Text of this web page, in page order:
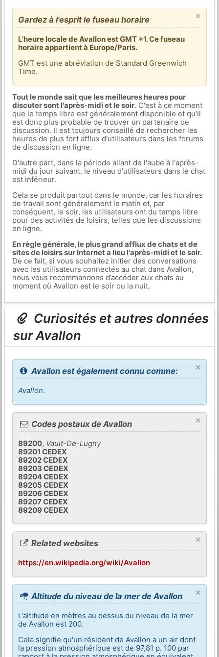
×
Gardez à l'esprit le fuseau horaire
L'heure locale de Avallon est GMT +1. Ce fuseau
horaire appartient à Europe/Paris.
GMT est une abréviation de Standard Greenwich
Time.
Tout le monde sait que les meilleures heures pour
discuter sont l'après-midi et le soir. C'est à ce moment
que le temps libre est généralement disponible et qu'il
est donc plus probable de trouver un partenaire de
discussion. Il est toujours conseillé de rechercher les
heures de plus fort afflux d'utilisateurs dans les forums
de discussion en ligne.
D'autre part, dans la période allant de l'aube à l'après-
midi du jour suivant, le niveau d'utilisateurs dans le chat
est inférieur.
Cela se produit partout dans le monde, car les horaires
de travail sont généralement le matin et, par
conséquent, le soir, les utilisateurs ont du temps libre
pour des activités de loisirs, telles que les discussions
en ligne.
En règle générale, le plus grand afflux de chats et de
sites de loisirs sur Internet a lieu l'après-midi et le soir.
De ce fait, si vous souhaitez initier des conversations
avec les utilisateurs connectés au chat dans Avallon,
nous vous recommandons d’accéder aux chats au
moment où Avallon est le soir ou la nuit.
Curiosités et autres données
sur Avallon
×
Avallon est également connu comme:
Avallon.
×
Codes postaux de Avallon
89200, Vault-De-Lugny
89201 CEDEX
89202 CEDEX
89203 CEDEX
89204 CEDEX
89205 CEDEX
89206 CEDEX
89207 CEDEX
89209 CEDEX
×
Related websites
https://en.wikipedia.org/wiki/Avallon
×
Altitude du niveau de la mer de Avallon
L'altitude en mètres au dessus du niveau de la mer
de Avallon est 200.
Cela signifie qu'un résident de Avallon a un air dont
la pression atmosphérique est de 97,81 p. 100 par